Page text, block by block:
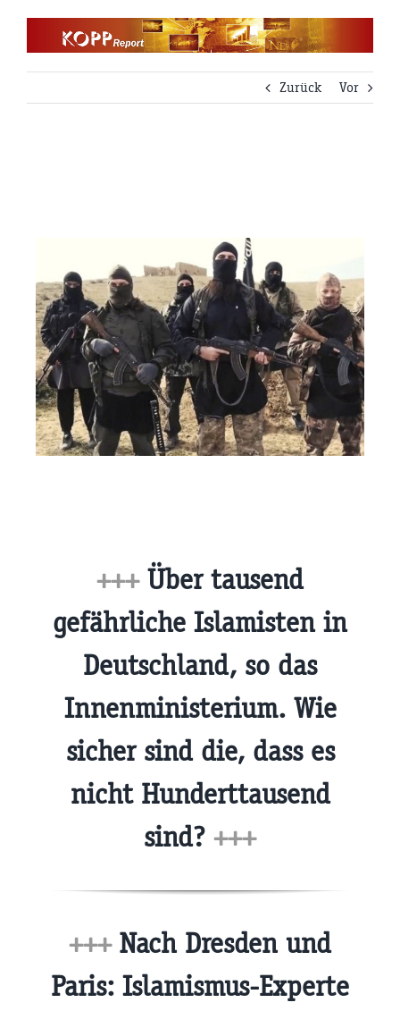
Zurück
Vor
+++Über tausend
gefährliche Islamisten in
Deutschland, so das
Innenministerium. Wie
sicher sind die, dass es
nicht Hunderttausend
sind? +++
+++Nach Dresden und
Paris: Islamismus-Experte